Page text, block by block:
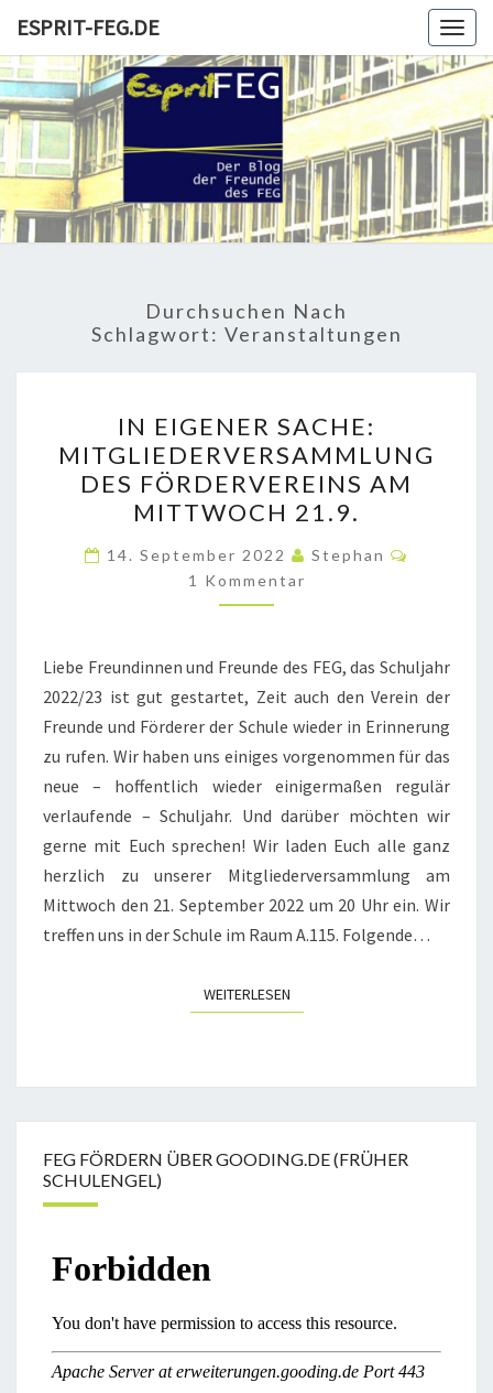
content
ESPRIT-FEG.DE
ESPRIT-
FEG.DE
Der Blog
Der
Freunde
Und
Förderer
Durchsuchen Nach
Schlagwort: Veranstaltungen
EIGENER
SACHE:
DES
FÖRDERVEREINS
AM
MITTWOCH
IN EIGENER SACHE:
MITGLIEDERVERSAMMLUNG
DES FÖRDERVEREINS AM
MITTWOCH 21.9.
14. September 2022 Stephan
1 Kommentar
Liebe Freundinnen und Freunde des FEG, das Schuljahr
2022/23 ist gut gestartet, Zeit auch den Verein der
Freunde und Förderer der Schule wieder in Erinnerung
zu rufen. Wir haben uns einiges vorgenommen für das
neue – hoffentlich wieder einigermaßen regulär
verlaufende – Schuljahr. Und darüber möchten wir
gerne mit Euch sprechen! Wir laden Euch alle ganz
herzlich zu unserer Mitgliederversammlung am
Mittwoch den 21. September 2022 um 20 Uhr ein. Wir
treffen uns in der Schule im Raum A.115. Folgende…
WEITERLESENWEITERLESEN
FEG FÖRDERN ÜBER GOODING.DE (FRÜHER
SCHULENGEL)